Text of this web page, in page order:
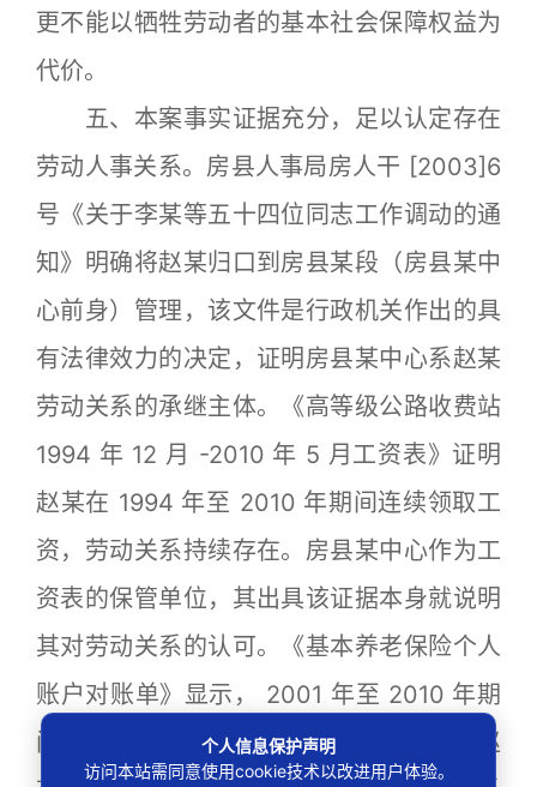
更不能以牺牲劳动者的基本社会保障权益为
代价。
五、本案事实证据充分，足以认定存在
劳动人事关系。房县人事局房人干 [2003]6
号《关于李某等五十四位同志工作调动的通
知》明确将赵某归口到房县某段（房县某中
心前身）管理，该文件是行政机关作出的具
有法律效力的决定，证明房县某中心系赵某
劳动关系的承继主体。《高等级公路收费站
1994 年 12 月 -2010 年 5 月工资表》证明
赵某在 1994 年至 2010 年期间连续领取工
资，劳动关系持续存在。房县某中心作为工
资表的保管单位，其出具该证据本身就说明
其对劳动关系的认可。《基本养老保险个人
账户对账单》显示， 2001 年至 2010 年期
间的缴费单位为公路局收费站，该单位与赵
个人信息保护声明
访问本站需同意使用cookie技术以改进用户体验。